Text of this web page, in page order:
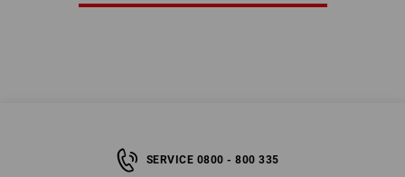
SERVICE 0800 - 800 335